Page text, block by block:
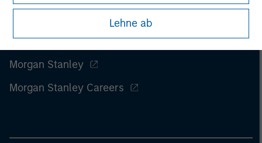
handeln.
Bitte beachten Sie, dass die Definition eines
Regulierungsbehörde des Landes abweichen kann, von
dem aus auf die Website zugegriffen wird.
Lehne ab
Morgan Stanley
Morgan Stanley Careers